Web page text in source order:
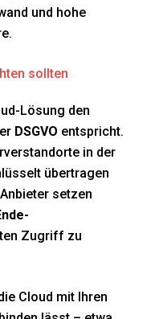
und hohe
sollten
Lösung den
DSGVO entspricht.
in der
übertragen
setzen
Zugriff zu
Cloud mit Ihren